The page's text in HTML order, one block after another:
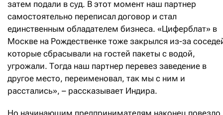
затем подали в суд. В этот момент наш партнер
самостоятельно переписал договор и стал
единственным обладателем бизнеса. «Циферблат» в
Москве на Рождественке тоже закрылся из-за
которые сбрасывали на гостей пакеты с водой,
угрожали. Тогда наш партнер перевез заведение в
другое место, переименовал, так мы с ним и
расстались», – рассказывает Индира.